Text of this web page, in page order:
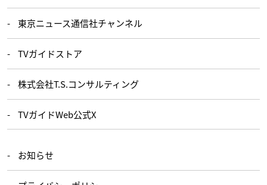
東京ニュース通信社チャンネル
TVガイドストア
株式会社T.S.コンサルティング
TVガイドWeb公式X
お知らせ